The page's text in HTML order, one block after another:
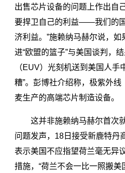
出售芯片设备的问题上作出自
要捍卫自己的利益——我们的
济利益。”施赖纳马赫尔说，
进“欧盟的篮子”与美国谈判，
（EUV）光刻机送到美国人手
糟”。彭博社介绍称，极紫外
麦生产的高端芯片制造设备。
这并非施赖纳马赫尔首次
问题发声，18日接受新鹿特丹
表示美国不应指望荷兰毫无异
措施，“荷兰不会一比一照搬